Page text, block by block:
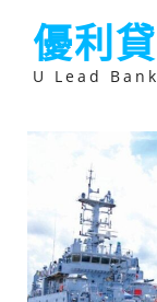
優利貸
U Lead Bank